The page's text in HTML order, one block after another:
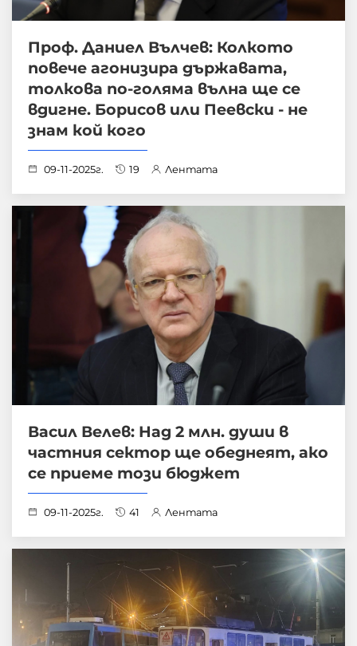
Проф. Даниел Вълчев: Колкото
повече агонизира държавата,
толкова по-голяма вълна ще се
вдигне. Борисов или Пеевски - не
знам кой кого
09-11-2025г. 19 Лентата
Васил Велев: Над 2 млн. души в
частния сектор ще обеднеят, ако
се приеме този бюджет
09-11-2025г. 41 Лентата